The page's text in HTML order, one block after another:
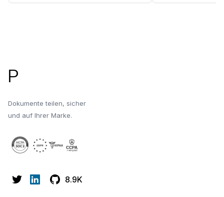
Erfahren Sie verschiedene
Ansatz, um Ihre
P
Dokumente teilen, sicher
und auf Ihrer Marke.
8.9K